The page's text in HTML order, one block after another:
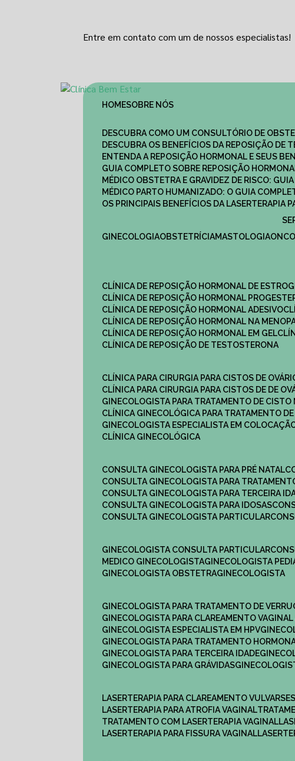
Entre em contato com um de nossos especialistas!
HOME
SOBRE NÓS
DESCUBRA COMO UM CONSULTÓRIO DE
DESCUBRA OS BENEFÍCIOS DA REPOSIÇÃO DE
ENTENDA A REPOSIÇÃO HORMONAL E SEUS
GUIA COMPLETO SOBRE REPOSIÇÃO
MÉDICO OBSTETRA E GRAVIDEZ DE RISCO:
MÉDICO PARTO HUMANIZADO: O GUIA
OS PRINCIPAIS BENEFÍCIOS DA LASERTERAPIA
GINECOLOGIA
OBSTETRÍCIA MASTOLOGIA
CLÍNICA DE REPOSIÇÃO HORMONAL DE
CLÍNICA DE REPOSIÇÃO HORMONAL
CLÍNICA DE REPOSIÇÃO HORMONAL ADESIVO
CLÍNICA DE REPOSIÇÃO HORMONAL NA
CLÍNICA DE REPOSIÇÃO HORMONAL EM GEL
CLÍNICA DE REPOSIÇÃO DE TESTOSTERONA
CLÍNICA PARA CIRURGIA PARA CISTOS DE
CLÍNICA PARA CIRURGIA PARA CISTOS DE DE
GINECOLOGISTA PARA TRATAMENTO DE
CLÍNICA GINECOLÓGICA PARA TRATAMENTO
GINECOLOGISTA ESPECIALISTA EM
CLÍNICA GINECOLÓGICA
CONSULTA GINECOLOGISTA PARA PRÉ NATAL
CONSULTA GINECOLOGISTA PARA
CONSULTA GINECOLOGISTA PARA TERCEIRA
CONSULTA GINECOLOGISTA PARA IDOSAS
CONSULTA GINECOLOGISTA PARTICULAR
GINECOLOGISTA CONSULTA PARTICULAR​
MEDICO GINECOLOGISTA​
GINECOLOGISTA
GINECOLOGISTA OBSTETRA​
GINECOLOGISTA
GINECOLOGISTA PARA TRATAMENTO DE
GINECOLOGISTA PARA CLAREAMENTO
GINECOLOGISTA ESPECIALISTA EM HPV
GINECOLOGISTA PARA TRATAMENTO
GINECOLOGISTA PARA TERCEIRA IDADE
GINECOLOGISTA PARA GRÁVIDAS
LASERTERAPIA PARA CLAREAMENTO VULVAR
LASERTERAPIA PARA ATROFIA VAGINAL
TRATAMENTO COM LASERTERAPIA​ VAGINAL
LASERTERAPIA PARA FISSURA VAGINAL​